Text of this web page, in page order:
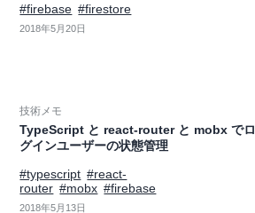
#firebase #firestore
2018年5月20日
技術メモ
TypeScript と react-router と mobx でロ
グインユーザーの状態管理
#typescript #react-
router #mobx #firebase
2018年5月13日